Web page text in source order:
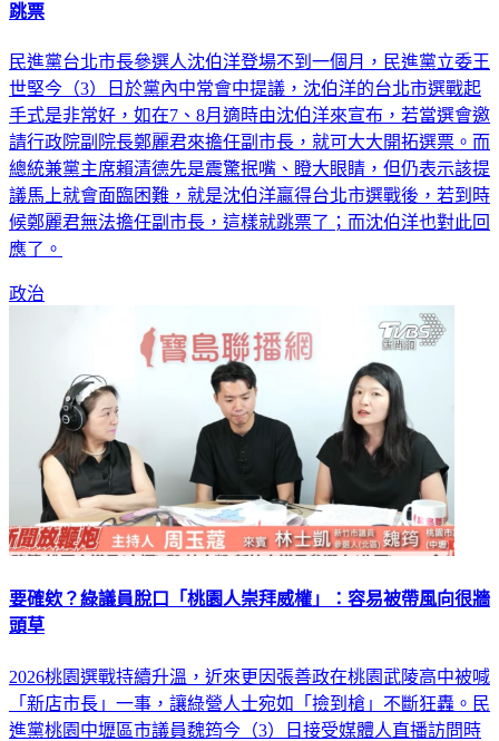
王世堅提「沈伯洋當選、鄭麗君副市長」 賴清德震驚抿嘴憂
民進黨台北市長參選人沈伯洋登場不到一個月，民進黨立委王
世堅今（3）日於黨內中常會中提議，沈伯洋的台北市選戰起
手式是非常好，如在7、8月適時由沈伯洋來宣布，若當選會邀
請行政院副院長鄭麗君來擔任副市長，就可大大開拓選票。而
總統兼黨主席賴清德先是震驚抿嘴、瞪大眼睛，但仍表示該提
議馬上就會面臨困難，就是沈伯洋贏得台北市選戰後，若到時
候鄭麗君無法擔任副市長，這樣就跳票了；而沈伯洋也對此回
要確欸？綠議員脫口「桃園人崇拜威權」：容易被帶風向很牆
2026桃園選戰持續升溫，近來更因張善政在桃園武陵高中被喊
「新店市長」一事，讓綠營人士宛如「撿到槍」不斷狂轟。民